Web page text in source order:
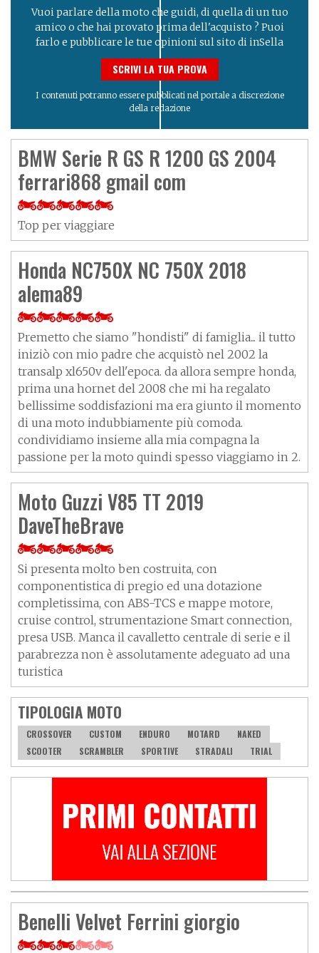
Vuoi parlare della moto che guidi, di quella di un tuo
amico o che hai provato prima dell'acquisto ? Puoi
farlo e pubblicare le tue opinioni sul sito di inSella
SCRIVI LA TUA PROVA
I contenuti potranno essere pubblicati nel portale a discrezione
della redazione
BMW Serie R GS R 1200 GS 2004
ferrari868 gmail com
Top per viaggiare
Honda NC750X NC 750X 2018
alema89
Premetto che siamo "hondisti" di famiglia... il tutto
iniziò con mio padre che acquistò nel 2002 la
transalp xl650v dell'epoca. da allora sempre honda,
prima una hornet del 2008 che mi ha regalato
bellissime soddisfazioni ma era giunto il momento
di una moto indubbiamente più comoda.
condividiamo insieme alla mia compagna la
passione per la moto quindi spesso viaggiamo in 2.
Moto Guzzi V85 TT 2019
DaveTheBrave
Si presenta molto ben costruita, con
componentistica di pregio ed una dotazione
completissima, con ABS-TCS e mappe motore,
cruise control, strumentazione Smart connection,
presa USB. Manca il cavalletto centrale di serie e il
parabrezza non è assolutamente adeguato ad una
turistica
TIPOLOGIA MOTO
CROSSOVER CUSTOM ENDURO MOTARD
NAKED
SCOOTER
SCRAMBLER SPORTIVE STRADALI TRIAL
Benelli Velvet Ferrini giorgio